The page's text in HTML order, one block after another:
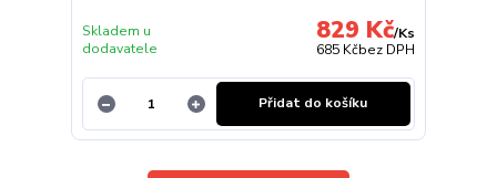
829 Kč/Ks
685 Kčbez DPH
Skladem u
dodavatele
Přidat do košíku